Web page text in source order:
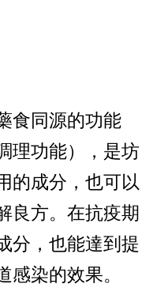
食同源的功能
理功能），是坊
的成分，也可以
良方。在抗疫期
分，也能達到提
感染的效果。